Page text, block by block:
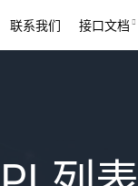
联系我们 接口文档